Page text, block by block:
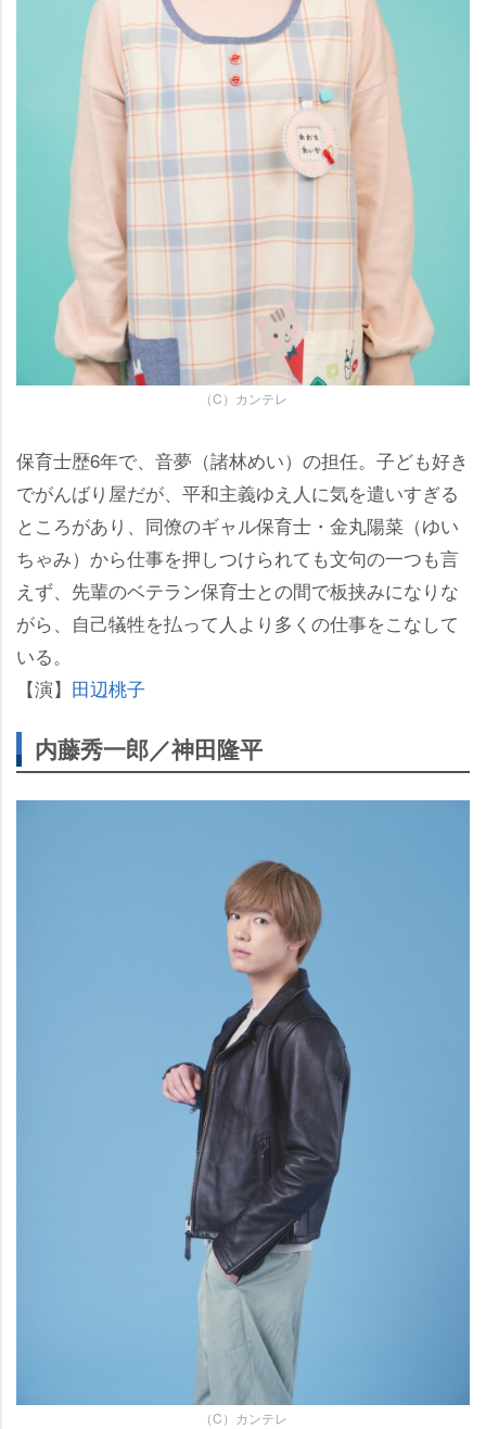
（C）カンテレ
保育士歴6年で、音夢（諸林めい）の担任。子ども好き
でがんばり屋だが、平和主義ゆえ人に気を遣いすぎる
ところがあり、同僚のギャル保育士・金丸陽菜（ゆい
ちゃみ）から仕事を押しつけられても文句の一つも言
えず、先輩のベテラン保育士との間で板挟みになりな
がら、自己犠牲を払って人より多くの仕事をこなして
いる。
【演】 田辺桃子
内藤秀一郎／神田隆平
（C）カンテレ